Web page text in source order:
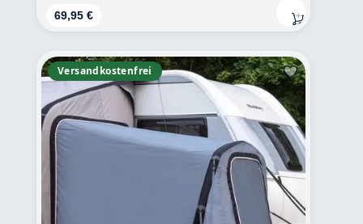
Regulärer Preis:
69,95 €
Versandkostenfrei